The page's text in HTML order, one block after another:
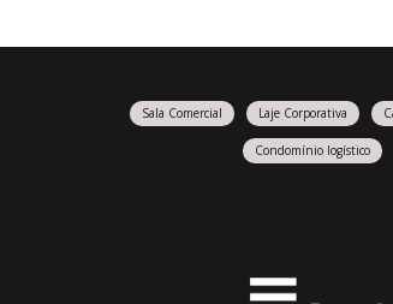
Sala Comercial Laje Corporativa
Condomínio logístico